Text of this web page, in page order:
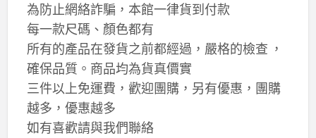
為防止網絡詐騙，本館一律貨到付款
每一款尺碼、顏色都有
所有的產品在發貨之前都經過，嚴格的檢查 ，
確保品質。商品均為貨真價實
三件以上免運費，歡迎團購，另有優惠，團購
越多，優惠越多
如有喜歡請與我們聯絡